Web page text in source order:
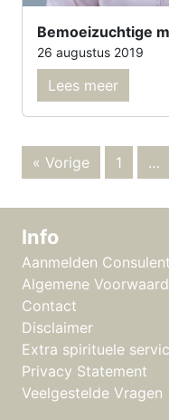
Bemoeizuchtige
26 augustus 2019
Lees meer
« Vorige 1 …
Info
Aanmelden Consulent
Algemene
Contact
Disclaimer
Extra spirituele
Privacy Statement
Veelgestelde Vragen